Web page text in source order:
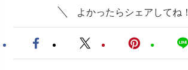
よかったらシェアしてね！